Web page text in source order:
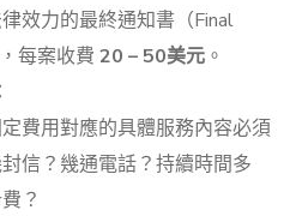
效力的最終通知書（Final
每案收費 20 – 50美元 。
：
定費用對應的具體服務內容必須
信？幾通電話？持續時間多
？